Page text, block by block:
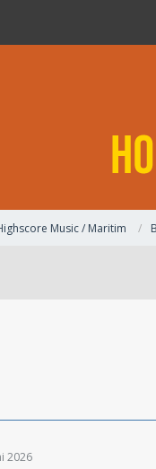
Music / Maritim
2026